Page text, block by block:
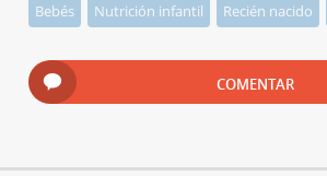
Bebés Nutrición infantil Recién nacido
COMENTAR